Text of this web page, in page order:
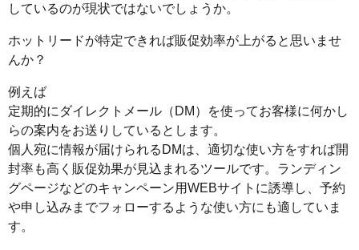
しているのが現状ではないでしょうか。
ホットリードが特定できれば販促効率が上がると思いませ
んか？
例えば
定期的にダイレクトメール（DM）を使ってお客様に何かし
らの案内をお送りしているとします。
個人宛に情報が届けられるDMは、適切な使い方をすれば開
封率も高く販促効果が見込まれるツールです。ランディン
グページなどのキャンペーン用WEBサイトに誘導し、予約
や申し込みまでフォローするような使い方にも適していま
す。